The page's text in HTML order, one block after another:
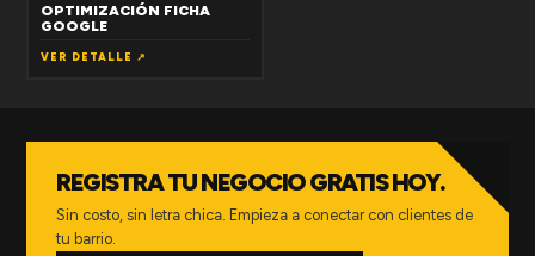
OPTIMIZACIÓN FICHA
GOOGLE
VER DETALLE ↗
REGISTRA TU NEGOCIO GRATIS HOY.
Sin costo, sin letra chica. Empieza a conectar con clientes de
tu barrio.